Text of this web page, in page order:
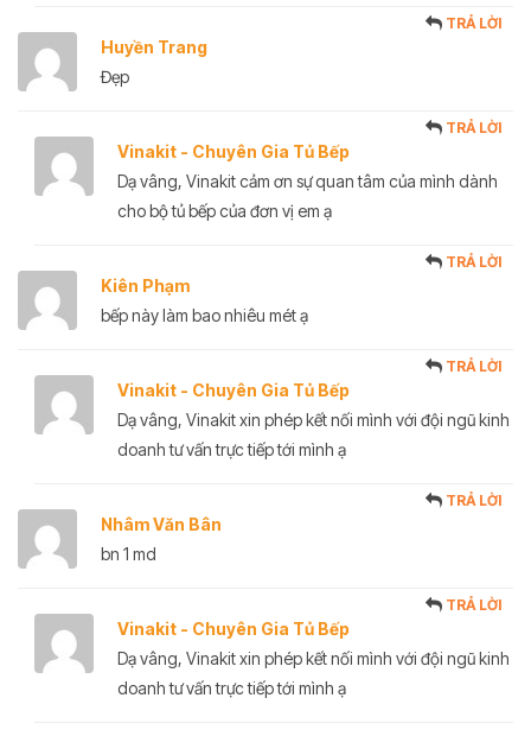
Huyền Trang
TRẢ LỜI
Đẹp
Vinakit - Chuyên Gia Tủ Bếp
TRẢ LỜI
Dạ vâng, Vinakit cảm ơn sự quan tâm của mình dành
cho bộ tủ bếp của đơn vị em ạ
Kiên Phạm
TRẢ LỜI
bếp này làm bao nhiêu mét ạ
Vinakit - Chuyên Gia Tủ Bếp
TRẢ LỜI
Dạ vâng, Vinakit xin phép kết nối mình với đội ngũ kinh
doanh tư vấn trực tiếp tới mình ạ
Nhâm Văn Bân
TRẢ LỜI
bn 1 md
Vinakit - Chuyên Gia Tủ Bếp
TRẢ LỜI
Dạ vâng, Vinakit xin phép kết nối mình với đội ngũ kinh
doanh tư vấn trực tiếp tới mình ạ